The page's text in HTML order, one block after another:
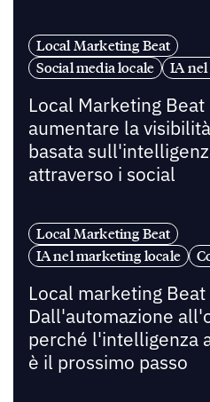
Local Marketing Beat
Social media locale
IA
Local Marketing
aumentare la
basata
attraverso i social
Local Marketing Beat
IA nel marketing locale
Local marketing
Dall'automazione
perché l'intelligenza
è il prossimo passo